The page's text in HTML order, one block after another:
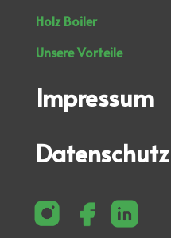
Holz Boiler
Unsere Vorteile
Impressum
Datenschutz